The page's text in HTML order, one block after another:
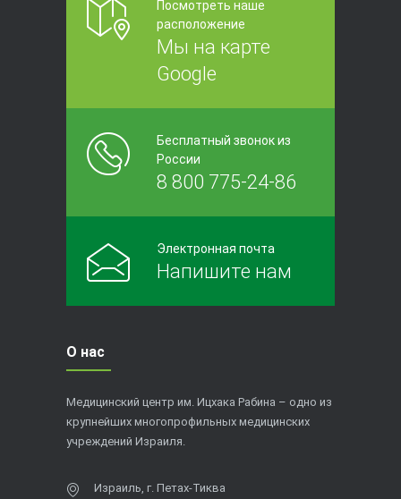
Посмотреть наше
расположение
Мы на карте
Google
Бесплатный звонок из
России
8 800 775-24-86
Электронная почта
Напишите нам
О нас
Медицинский центр им. Ицхака Рабина – одно из
крупнейших многопрофильных медицинских
учреждений Израиля.
Израиль, г. Петах-Тиква